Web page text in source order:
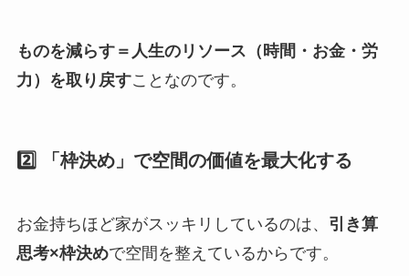
ものを減らす＝人生のリソース（時間・お金・労
力）を取り戻すことなのです。
2️⃣ 「枠決め」で空間の価値を最大化する
お金持ちほど家がスッキリしているのは、 引き算
思考×枠決めで空間を整えているからです。